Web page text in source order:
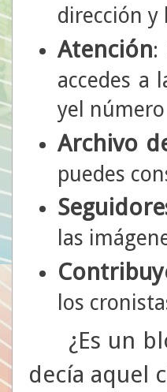
dirección y
Atención:
accedes a
yel
Archivo
puedes
las
los
¿Es un
decía aquel